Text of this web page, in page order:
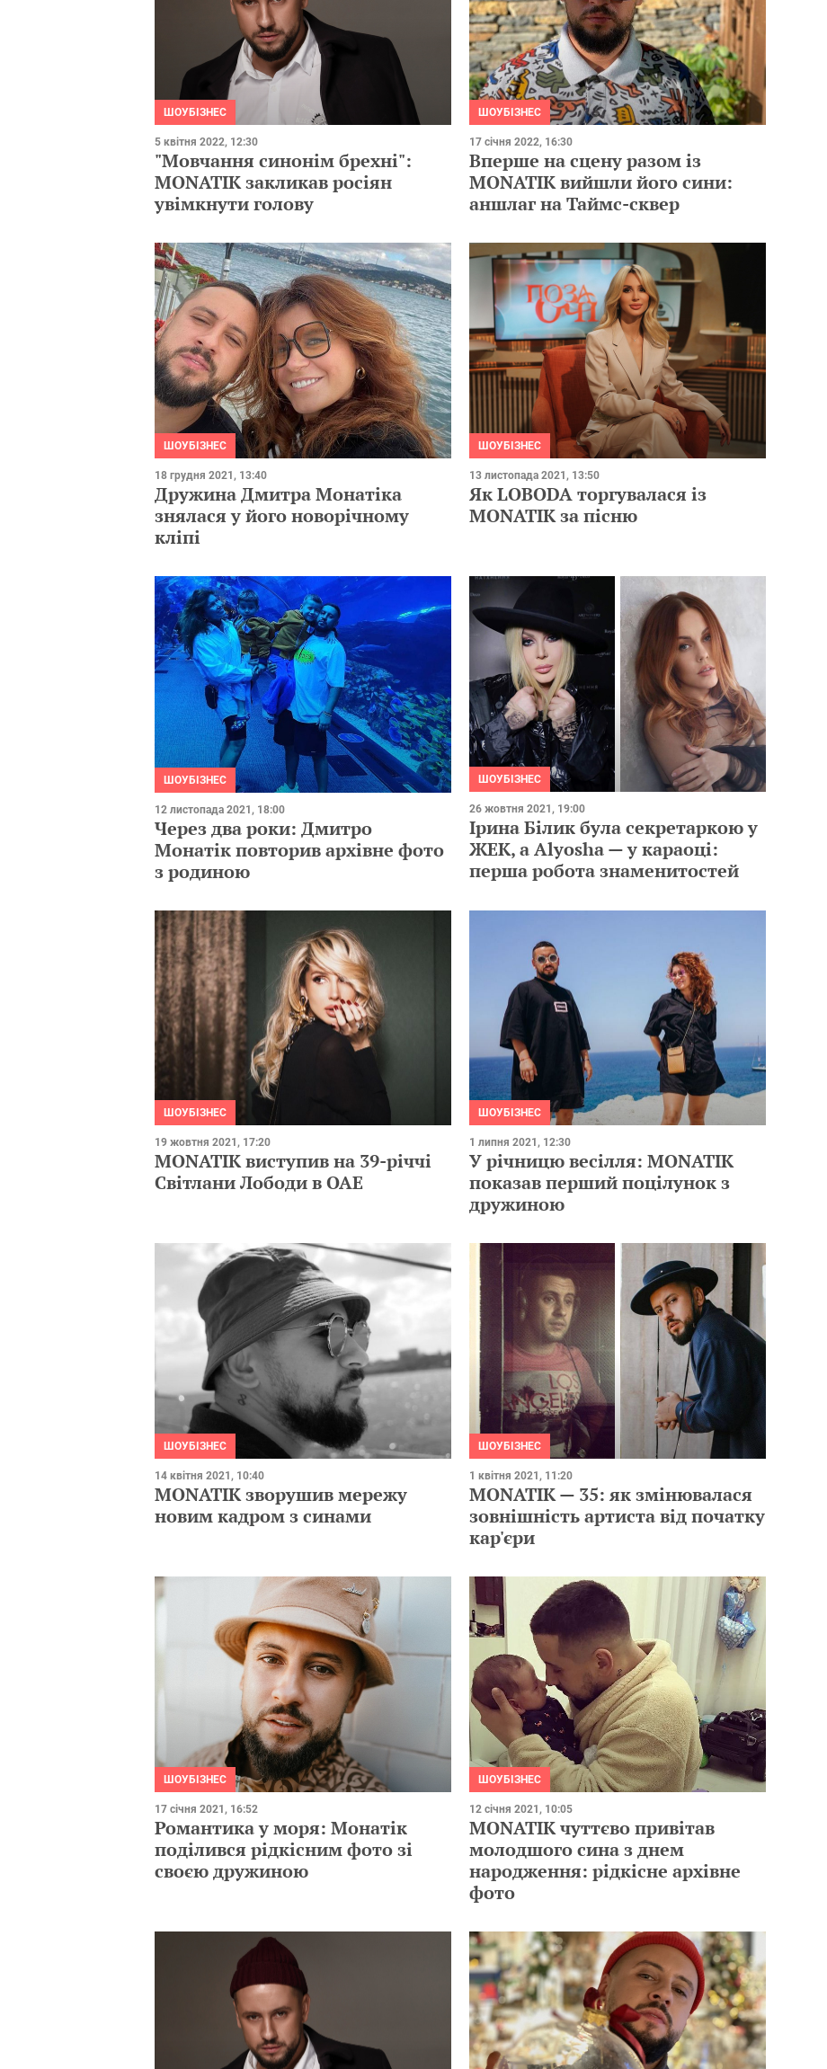
ШОУБІЗНЕС
5 квітня 2022, 12:30
"Мовчання синонім брехні":
MONATIK закликав росіян
увімкнути голову
ШОУБІЗНЕС
17 січня 2022, 16:30
Вперше на сцену разом із
MONATIK вийшли його сини:
аншлаг на Таймс-сквер
ШОУБІЗНЕС
18 грудня 2021, 13:40
Дружина Дмитра Монатіка
знялася у його новорічному
кліпі
ШОУБІЗНЕС
13 листопада 2021, 13:50
Як LOBODA торгувалася із
MONATIK за пісню
ШОУБІЗНЕС
12 листопада 2021, 18:00
Через два роки: Дмитро
Монатік повторив архівне фото
з родиною
ШОУБІЗНЕС
26 жовтня 2021, 19:00
Ірина Білик була секретаркою у
ЖЕК, а Alyosha — у караоці:
перша робота знаменитостей
ШОУБІЗНЕС
19 жовтня 2021, 17:20
MONATIK виступив на 39-річчі
Світлани Лободи в ОАЕ
ШОУБІЗНЕС
1 липня 2021, 12:30
У річницю весілля: MONATIK
показав перший поцілунок з
дружиною
ШОУБІЗНЕС
14 квітня 2021, 10:40
MONATIK зворушив мережу
новим кадром з синами
ШОУБІЗНЕС
1 квітня 2021, 11:20
MONATIK — 35: як змінювалася
зовнішність артиста від початку
кар'єри
ШОУБІЗНЕС
17 січня 2021, 16:52
Романтика у моря: Монатік
поділився рідкісним фото зі
своєю дружиною
ШОУБІЗНЕС
12 січня 2021, 10:05
MONATIK чуттєво привітав
молодшого сина з днем
народження: рідкісне архівне
фото